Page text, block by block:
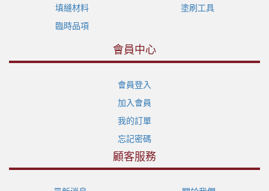
填縫材料
塗刷工具
臨時品項
會員中心
會員登入
加入會員
我的訂單
忘記密碼
顧客服務